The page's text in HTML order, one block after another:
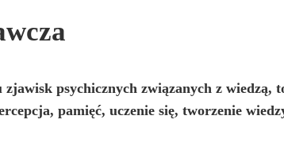
psychicznych związanych z wiedzą,
pamięć, uczenie się, tworzenie